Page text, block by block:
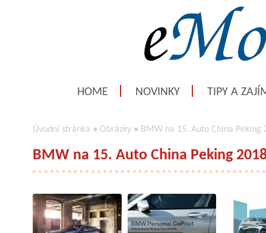
HOME NOVINKY TIPY A
Úvodní stránka » Obrázky » BMW na 15. Auto China Peking
BMW na 15. Auto China Peking